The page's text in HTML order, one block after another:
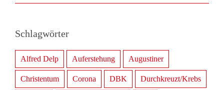
Schlagwörter
Alfred Delp Auferstehung Augustiner
Christentum Corona DBK Durchkreuzt/Krebs